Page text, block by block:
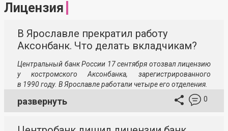
Лицензия
В Ярославле прекратил работу
Аксонбанк. Что делать вкладчикам?
Центральный банк России 17 сентября отозвал лицензию
у костромского Аксонбанка, зарегистрированного
в 1990 году. В Ярославле работали четыре его отделения.
развернуть 0